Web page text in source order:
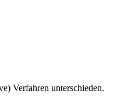
Verfahren unterschieden.